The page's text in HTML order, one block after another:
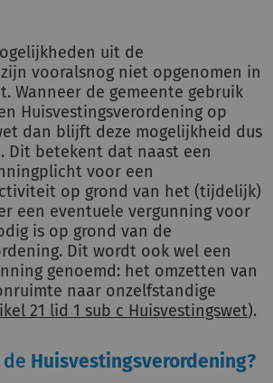
uit de
vooralsnog niet opgenomen in
Wanneer de gemeente gebruik
Huisvestingsverordening op
dan blijft deze mogelijkheid dus
Dit betekent dat naast een
voor een
op grond van het (tijdelijk)
een eventuele vergunning voor
is op grond van de
Dit wordt ook wel een
genoemd: het omzetten van
naar onzelfstandige
21 lid 1 sub c Huisvestingswet).
Huisvestingsverordening?